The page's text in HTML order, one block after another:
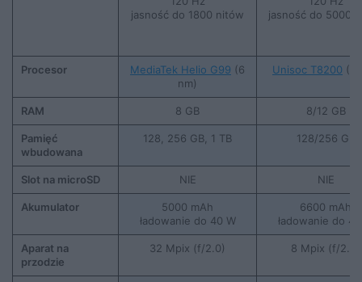
jasność do 1800 nitów
jasność do 5000
Procesor MediaTek Helio G99 (6
nm)
Unisoc T8200 (6
RAM 8 GB 8/12 GB
Pamięć
wbudowana
128, 256 GB, 1 TB 128/256 GB
Slot na microSD NIE NIE
Akumulator
5000 mAh
ładowanie do 40 W
6600 mAh
ładowanie do
Aparat na
przodzie
32 Mpix (f/2.0) 8 Mpix (f/2.0)